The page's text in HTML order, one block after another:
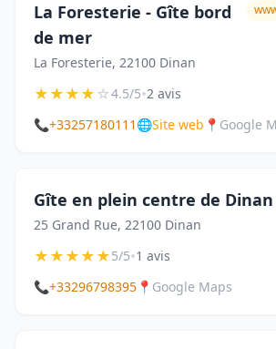
La Foresterie - Gîte bord
de mer
La Foresterie, 22100 Dinan
★★★★☆4.5/5•2 avis
📞+33257180111 🌐Site web 📍 Google
Gîte en plein centre de Dinan
25 Grand Rue, 22100 Dinan
★★★★★5/5•1 avis
📞+33296798395 📍 Google Maps